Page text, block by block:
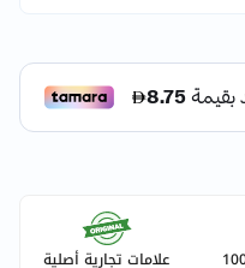
علامات تجارية أصلية